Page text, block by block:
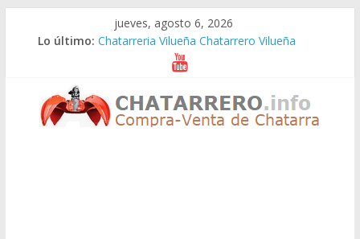
jueves, agosto 6, 2026
Lo último: Chatarreria Vilueña Chatarrero Vilueña
Chatarreria Zuera Chatarrero Zuera
Chatarreria Zaragoza Chatarrero Zaragoza
Chatarreria Zaida Chatarrero Zaida
Chatarreria Vistabella Chatarrero Vistabella